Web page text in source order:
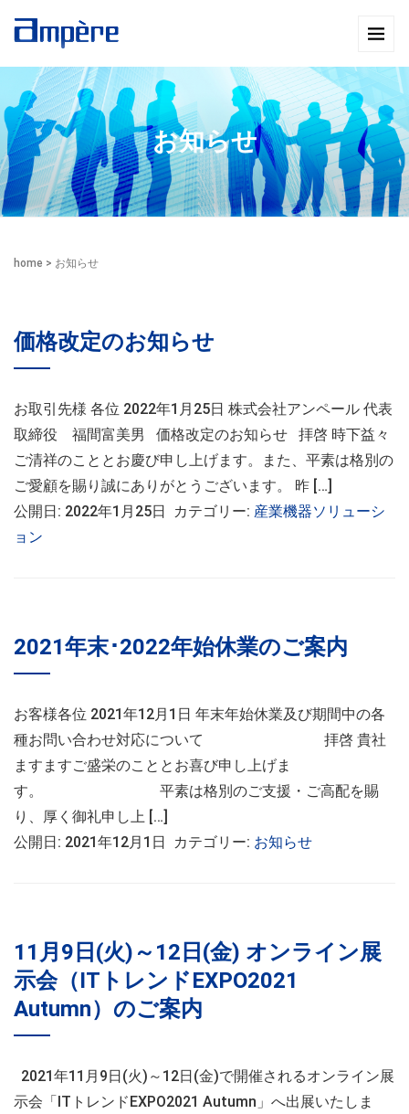
お知らせ
home > お知らせ
価格改定のお知らせ
お取引先様 各位 2022年1月25日 株式会社アンペール 代表
取締役 福間富美男 価格改定のお知らせ 拝啓 時下益々
ご清祥のこととお慶び申し上げます。また、平素は格別の
ご愛顧を賜り誠にありがとうございます。 昨 […]
公開日: 2022年1月25日 カテゴリー: 産業機器ソリューシ
ョン
2021年末･2022年始休業のご案内
お客様各位 2021年12月1日 年末年始休業及び期間中の各
種お問い合わせ対応について 拝啓 貴社
ますますご盛栄のこととお喜び申し上げま
す。 平素は格別のご支援・ご高配を賜
り、厚く御礼申し上 […]
公開日: 2021年12月1日 カテゴリー: お知らせ
11月9日(火)～12日(金) オンライン展
示会（ITトレンドEXPO2021
Autumn）のご案内
2021年11月9日(火)～12日(金)で開催されるオンライン展
示会「ITトレンドEXPO2021 Autumn」へ出展いたしま